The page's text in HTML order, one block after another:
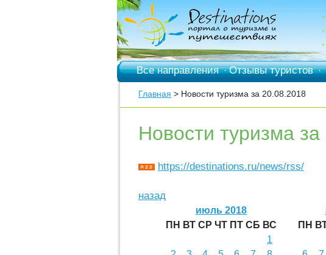
Все направления·Отзывы туристов·
Главная > Новости туризма за 20.08.2018
Новости туризма
https://destinations.ru/news/rss/
назад
июль 2018
ПН ВТ СР ЧТ ПТ СБ ВС
1
ПН